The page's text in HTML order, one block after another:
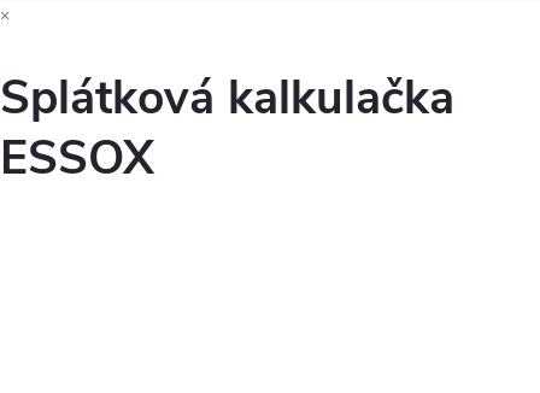
×
Splátková kalkulačka
ESSOX